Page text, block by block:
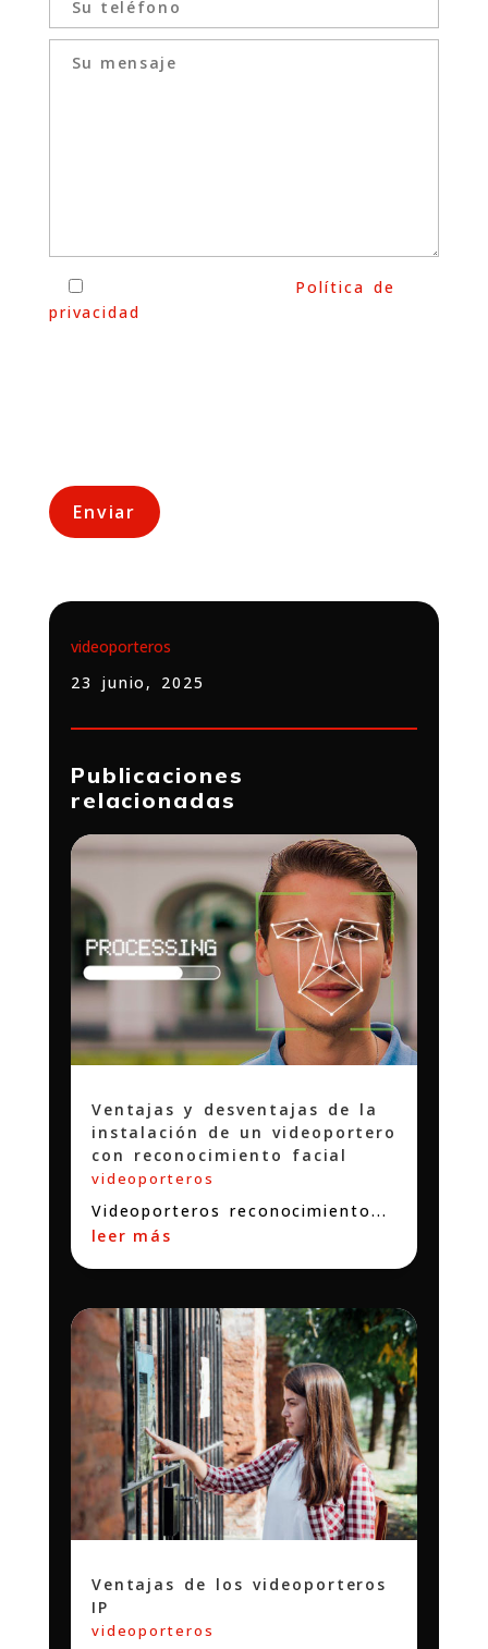
Política de
privacidad
videoporteros
23 junio, 2025
Publicaciones
relacionadas
Ventajas y desventajas de la
instalación de un videoportero
con reconocimiento facial
videoporteros
Videoporteros reconocimiento...
leer más
Ventajas de los videoporteros
IP
videoporteros